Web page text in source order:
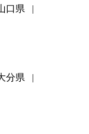
口県
分県